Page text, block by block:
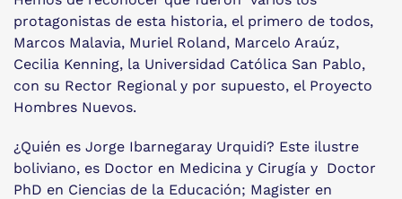
protagonistas de esta historia, el primero de todos,
Marcos Malavia, Muriel Roland, Marcelo Araúz,
Cecilia Kenning, la Universidad Católica San Pablo,
con su Rector Regional y por supuesto, el Proyecto
Hombres Nuevos.
¿Quién es Jorge Ibarnegaray Urquidi? Este ilustre
boliviano, es Doctor en Medicina y Cirugía y Doctor
PhD en Ciencias de la Educación; Magister en